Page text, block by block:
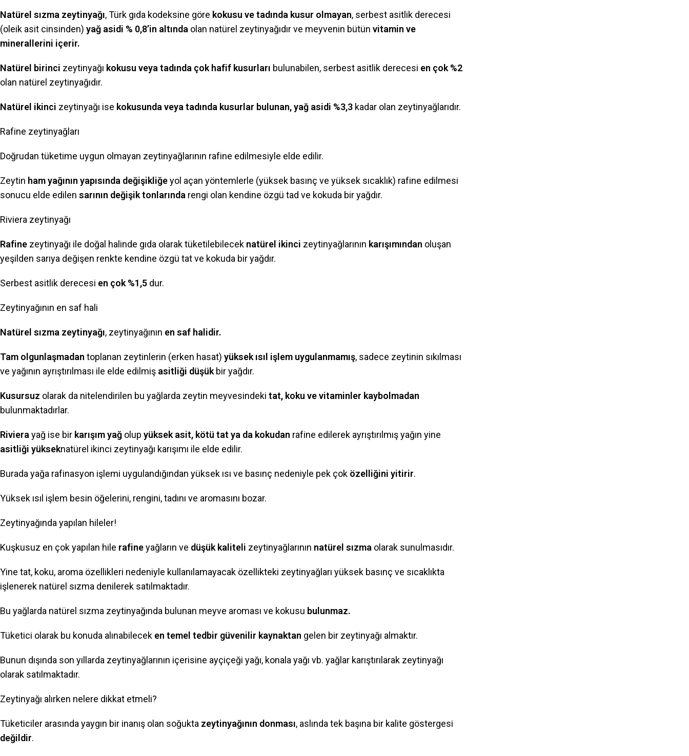
Natürel sızma zeytinyağı, Türk gıda kodeksine göre kokusu ve tadında kusur olmayan, serbest asitlik derecesi
(oleik asit cinsinden) yağ asidi % 0,8’in altında olan natürel zeytinyağıdır ve meyvenin bütün vitamin ve
minerallerini içerir.
Natürel birinci zeytinyağı kokusu veya tadında çok hafif kusurları bulunabilen, serbest asitlik derecesi en çok %2
olan natürel zeytinyağıdır.
Natürel ikinci zeytinyağı ise kokusunda veya tadında kusurlar bulunan, yağ asidi %3,3 kadar olan zeytinyağlarıdır.
Rafine zeytinyağları
Doğrudan tüketime uygun olmayan zeytinyağlarının rafine edilmesiyle elde edilir.
Zeytin ham yağının yapısında değişikliğeyol açan yöntemlerle (yüksek basınç ve yüksek sıcaklık) rafine edilmesi
sonucu elde edilen sarının değişik tonlarında rengi olan kendine özgü tad ve kokuda bir yağdır.
Riviera zeytinyağı
Rafine zeytinyağı ile doğal halinde gıda olarak tüketilebilecek natürel ikinci zeytinyağlarının karışımından oluşan
yeşilden sarıya değişen renkte kendine özgü tat ve kokuda bir yağdır.
Serbest asitlik derecesi en çok %1,5 dur.
Zeytinyağının en saf hali
Natürel sızma zeytinyağı, zeytinyağının en saf halidir.
Tam olgunlaşmadan toplanan zeytinlerin (erken hasat) yüksek ısıl işlem uygulanmamış, sadece zeytinin sıkılması
ve yağının ayrıştırılması ile elde edilmiş asitliği düşük bir yağdır.
Kusursuz olarak da nitelendirilen bu yağlarda zeytin meyvesindeki tat, koku ve vitaminler kaybolmadan
bulunmaktadırlar.
Riviera yağ ise bir karışım yağ olup yüksek asit, kötü tat ya da kokudan rafine edilerek ayrıştırılmış yağın yine
asitliği yükseknatürel ikinci zeytinyağı karışımı ile elde edilir.
Burada yağa rafinasyon işlemi uygulandığından yüksek ısı ve basınç nedeniyle pek çok özelliğini yitirir.
Yüksek ısıl işlem besin öğelerini, rengini, tadını ve aromasını bozar.
Zeytinyağında yapılan hileler!
Kuşkusuz en çok yapılan hile rafineyağların ve düşük kaliteli zeytinyağlarının natürel sızma olarak sunulmasıdır.
Yine tat, koku, aroma özellikleri nedeniyle kullanılamayacak özellikteki zeytinyağları yüksek basınç ve sıcaklıkta
işlenerek natürel sızma denilerek satılmaktadır.
Bu yağlarda natürel sızma zeytinyağında bulunan meyve aroması ve kokusu bulunmaz.
Tüketici olarak bu konuda alınabilecek en temel tedbir güvenilir kaynaktan gelen bir zeytinyağı almaktır.
Bunun dışında son yıllarda zeytinyağlarının içerisine ayçiçeği yağı, konala yağı vb. yağlar karıştırılarak zeytinyağı
olarak satılmaktadır.
Zeytinyağı alırken nelere dikkat etmeli?
Tüketiciler arasında yaygın bir inanış olan soğukta zeytinyağının donması, aslında tek başına bir kalite göstergesi
değildir.